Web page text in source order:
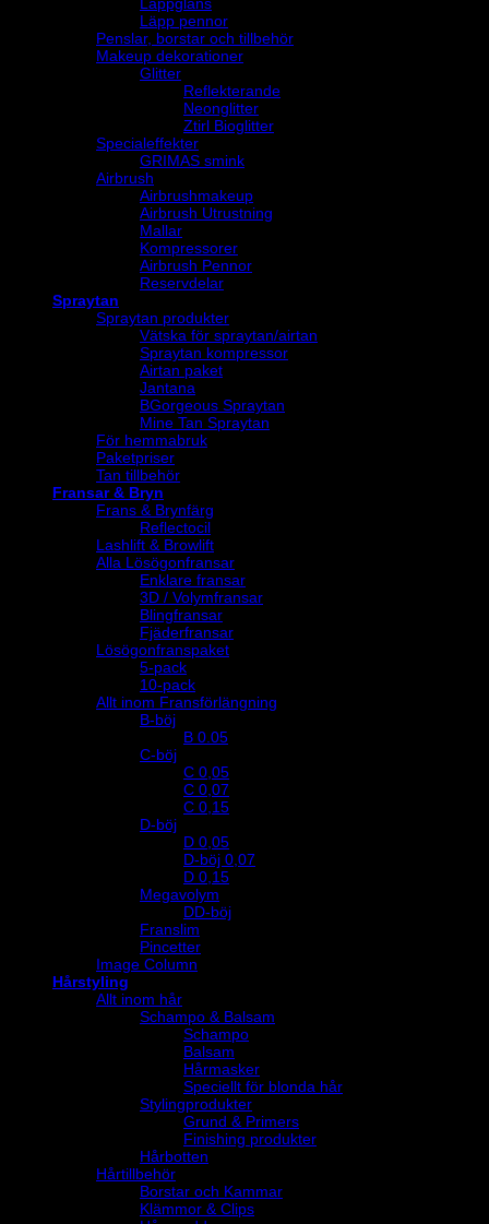
Läpp pennor
Penslar, borstar och tillbehör
Makeup dekorationer
Glitter
Reflekterande
Neonglitter
Ztirl Bioglitter
Specialeffekter
GRIMAS smink
Airbrush
Airbrushmakeup
Airbrush Utrustning
Mallar
Kompressorer
Airbrush Pennor
Reservdelar
Spraytan
Spraytan produkter
Vätska för spraytan/airtan
Spraytan kompressor
Airtan paket
Jantana
BGorgeous Spraytan
Mine Tan Spraytan
För hemmabruk
Paketpriser
Tan tillbehör
Fransar & Bryn
Frans & Brynfärg
Reflectocil
Lashlift & Browlift
Alla Lösögonfransar
Enklare fransar
3D / Volymfransar
Blingfransar
Fjäderfransar
Lösögonfranspaket
5-pack
10-pack
Allt inom Fransförlängning
B-böj
B 0.05
C-böj
C 0,05
C 0,07
C 0,15
D-böj
D 0,05
D-böj 0,07
D 0,15
Megavolym
DD-böj
Franslim
Pincetter
Image Column
Hårstyling
Allt inom hår
Schampo & Balsam
Schampo
Balsam
Hårmasker
Speciellt för blonda hår
Stylingprodukter
Grund & Primers
Finishing produkter
Hårbotten
Hårtillbehör
Borstar och Kammar
Klämmor & Clips